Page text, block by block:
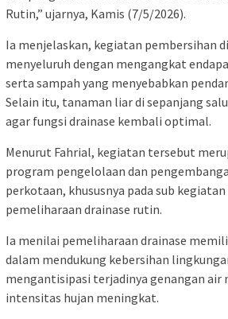
Rutin,” ujarnya, Kamis (7/5/2026).
Ia menjelaskan, kegiatan pembersihan
menyeluruh dengan mengangkat
serta sampah yang menyebabkan
Selain itu, tanaman liar di sepanjang
agar fungsi drainase kembali optimal.
Menurut Fahrial, kegiatan tersebut
program pengelolaan dan
perkotaan, khususnya pada sub
pemeliharaan drainase rutin.
Ia menilai pemeliharaan drainase
dalam mendukung kebersihan
mengantisipasi terjadinya genangan air
intensitas hujan meningkat.